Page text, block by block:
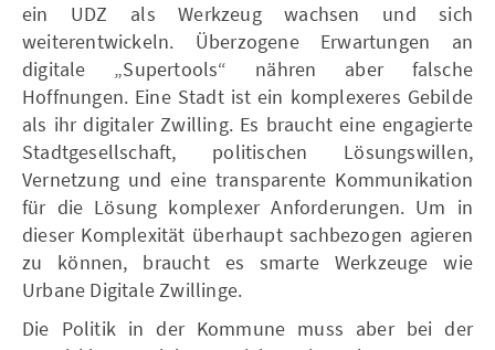
ein UDZ als Werkzeug wachsen und sich
weiterentwickeln. Überzogene Erwartungen an
digitale „Supertools“ nähren aber falsche
Hoffnungen. Eine Stadt ist ein komplexeres Gebilde
als ihr digitaler Zwilling. Es braucht eine engagierte
Stadtgesellschaft, politischen Lösungswillen,
Vernetzung und eine transparente Kommunikation
für die Lösung komplexer Anforderungen. Um in
dieser Komplexität überhaupt sachbezogen agieren
zu können, braucht es smarte Werkzeuge wie
Urbane Digitale Zwillinge.
Die Politik in der Kommune muss aber bei der